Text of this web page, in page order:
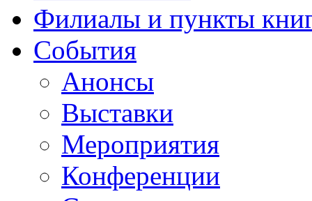
Филиалы и пункты
События
Анонсы
Выставки
Мероприятия
Конференции